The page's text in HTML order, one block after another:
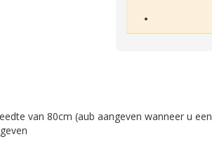
van 80cm (aub aangeven wanneer u een